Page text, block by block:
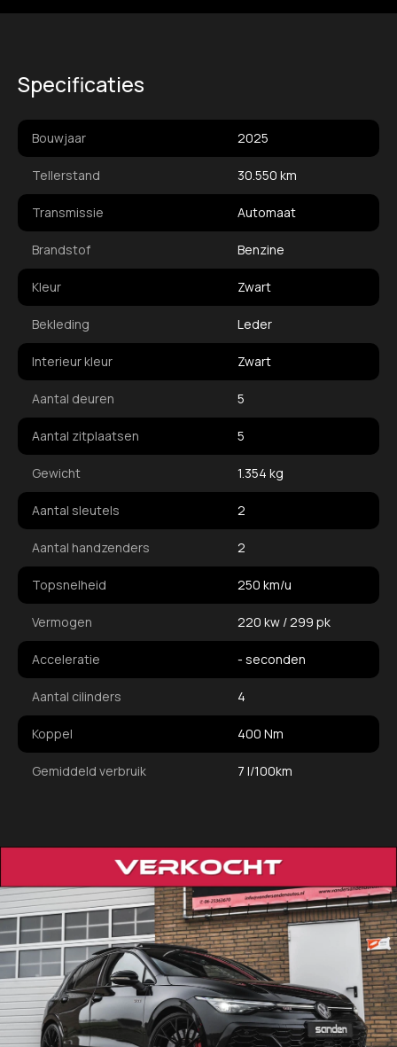
Specificaties
Bouwjaar 2025
Tellerstand 30.550 km
Transmissie Automaat
Brandstof Benzine
Kleur Zwart
Bekleding Leder
Interieur kleur Zwart
Aantal deuren 5
Aantal zitplaatsen 5
Gewicht 1.354 kg
Aantal sleutels 2
Aantal handzenders 2
Topsnelheid 250 km/u
Vermogen 220 kw / 299 pk
Acceleratie - seconden
Aantal cilinders 4
Koppel 400 Nm
Gemiddeld verbruik 7 l/100km